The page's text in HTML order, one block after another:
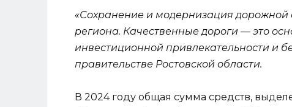
«Сохранение и модернизация дорожной
региона. Качественные дороги — это
инвестиционной привлекательности и
правительстве Ростовской области.
В 2024 году общая сумма средств,